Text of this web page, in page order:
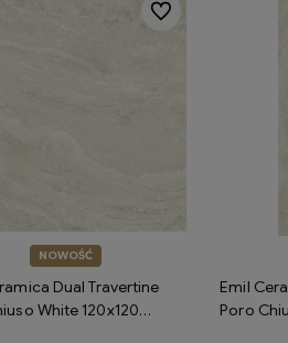
NOWOŚĆ
Dual Travertine
White 120x120
Do ulubionych
Emil
Poro